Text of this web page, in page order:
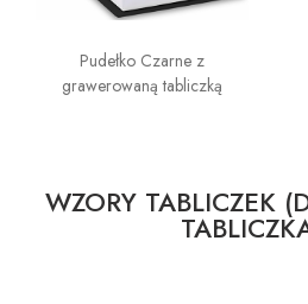
Pudełko Czarne z
grawerowaną tabliczką
WZORY TABLICZEK